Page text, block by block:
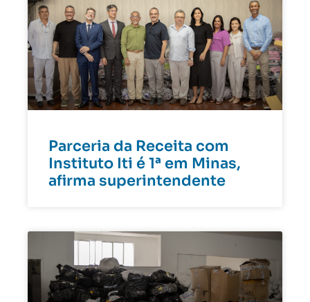
Parceria da Receita com
Instituto Iti é 1ª em Minas,
afirma superintendente